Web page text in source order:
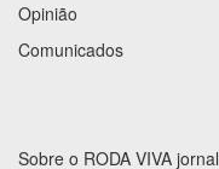
Opinião
Comunicados
Sobre o RODA VIVA jornal